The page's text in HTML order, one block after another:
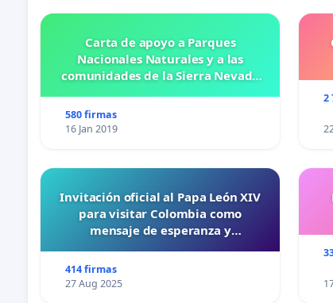
Carta de apoyo a Parques
Nacionales Naturales y a las
comunidades de la Sierra Nevada
580 firmas
16 Jan 2019
2
Invitación oficial al Papa León XIV
para visitar Colombia como
mensaje de esperanza y
414 firmas
27 Aug 2025